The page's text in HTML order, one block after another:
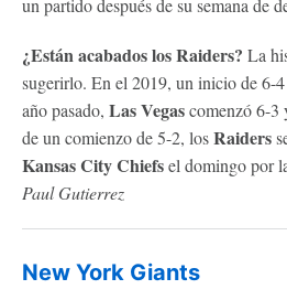
un partido después de su semana de
¿Están acabados losRaiders? La
sugerirlo. En el 2019, un inicio de 6-
año pasado, Las Vegascomenzó 6-3
de un comienzo de 5-2, losRaiders
Kansas CityChiefsel domingo por
Paul Gutierrez
New York Giants